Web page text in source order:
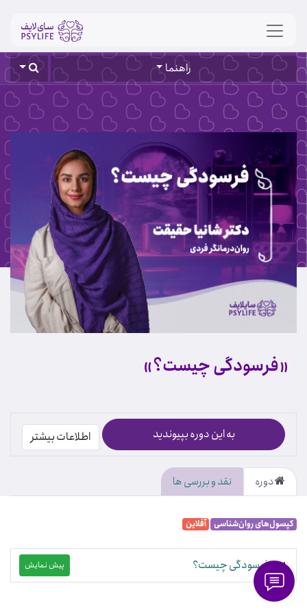
راهنما
«فرسودگی چیست؟»
به این دوره بپیوندید اطلاعات بیشتر
دوره نقد و بررسی ها
کپسول‌های روان‌شناسی آفلاین
فرسودگی چیست؟ پیش نمایش